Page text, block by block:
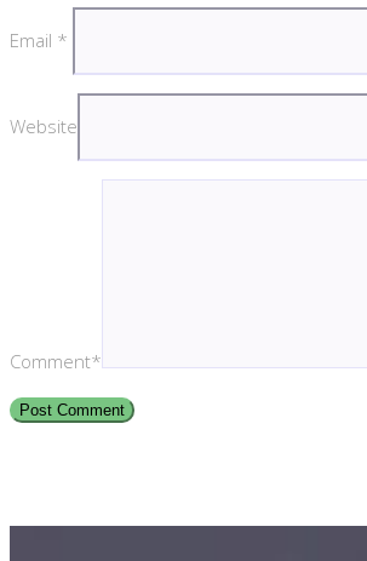
Email *
Website
Comment*